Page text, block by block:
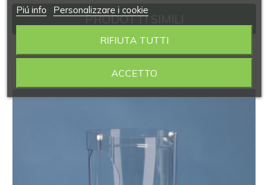
PRODOTTI SIMILI
‹ ›
Piú info Personalizzare i cookie
RIFIUTA TUTTI
ACCETTO